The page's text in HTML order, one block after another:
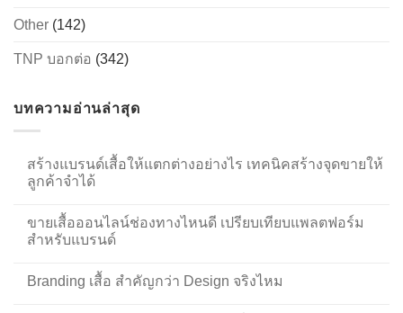
Other (142)
TNP บอกต่อ (342)
บทความอ่านล่าสุด
สร้างแบรนด์เสื้อให้แตกต่างอย่างไร เทคนิคสร้างจุดขายให้
ลูกค้าจำได้
ขายเสื้อออนไลน์ช่องทางไหนดี เปรียบเทียบแพลตฟอร์ม
สำหรับแบรนด์
Branding เสื้อ สำคัญกว่า Design จริงไหม